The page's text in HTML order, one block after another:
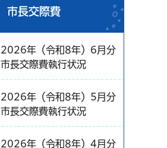
市長交際費
2026年（令和8年）6月分
市長交際費執行状況
2026年（令和8年）5月分
市長交際費執行状況
2026年（令和8年）4月分